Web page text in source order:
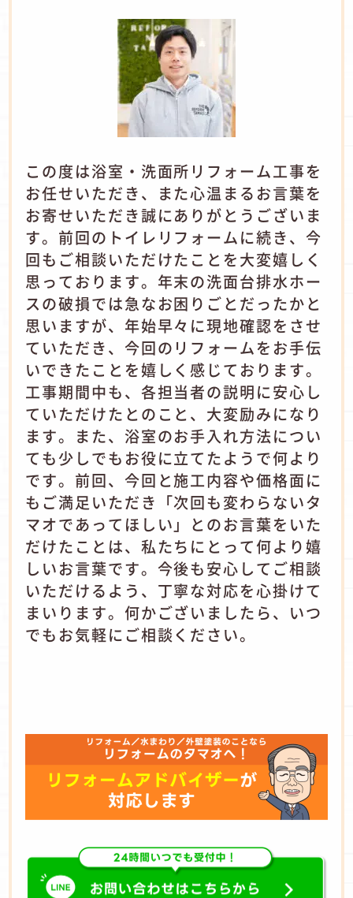
この度は浴室・洗面所リフォーム工事を
お任せいただき、また心温まるお言葉を
お寄せいただき誠にありがとうございま
す。前回のトイレリフォームに続き、今
回もご相談いただけたことを大変嬉しく
思っております。年末の洗面台排水ホー
スの破損では急なお困りごとだったかと
思いますが、年始早々に現地確認をさせ
ていただき、今回のリフォームをお手伝
いできたことを嬉しく感じております。
工事期間中も、各担当者の説明に安心し
ていただけたとのこと、大変励みになり
ます。また、浴室のお手入れ方法につい
ても少しでもお役に立てたようで何より
です。前回、今回と施工内容や価格面に
もご満足いただき「次回も変わらないタ
マオであってほしい」とのお言葉をいた
だけたことは、私たちにとって何より嬉
しいお言葉です。今後も安心してご相談
いただけるよう、丁寧な対応を心掛けて
まいります。何かございましたら、いつ
でもお気軽にご相談ください。